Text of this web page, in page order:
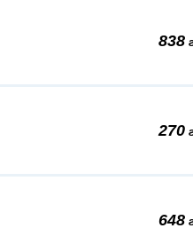
838
270
648